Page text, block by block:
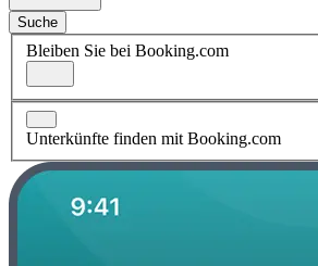
Suche
Bleiben Sie bei Booking.com
Unterkünfte finden mit Booking.com